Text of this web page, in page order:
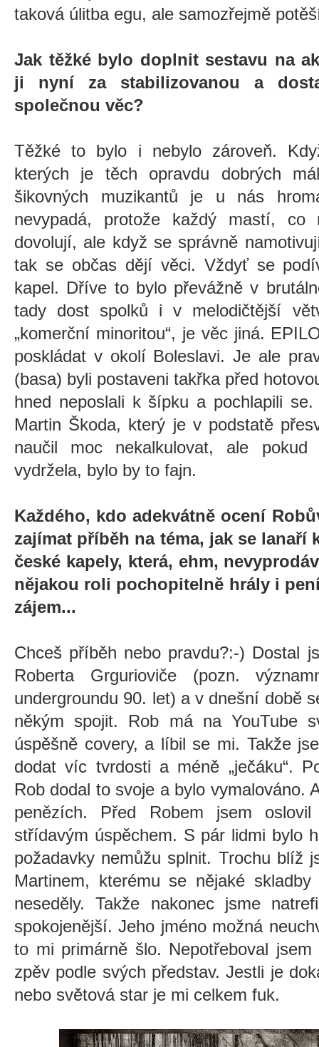
taková úlitba egu, ale samozřejmě
Jak těžké bylo doplnit sestavu na
ji nyní za stabilizovanou a
společnou věc?
Těžké to bylo i nebylo zároveň.
kterých je těch opravdu dobrých
šikovných muzikantů je u nás
nevypadá, protože každý mastí,
dovolují, ale když se správně
tak se občas dějí věci. Vždyť se
kapel. Dříve to bylo převážně v
tady dost spolků i v melodičtější
„komerční minoritou“, je věc jiná.
poskládat v okolí Boleslavi. Je ale
(basa) byli postaveni takřka před
hned neposlali k šípku a pochlapili
Martin Škoda, který je v podstatě
naučil moc nekalkulovat, ale
vydržela, bylo by to fajn.
Každého, kdo adekvátně ocení
zajímat příběh na téma, jak se lanaří
české kapely, která, ehm,
nějakou roli pochopitelně hrály i
zájem...
Chceš příběh nebo pravdu?:-) Dostal
Roberta Grgurioviče (pozn.
undergroundu 90. let) a v dnešní době
někým spojit. Rob má na YouTube
úspěšně covery, a líbil se mi. Takže
dodat víc tvrdosti a méně „ječáku“.
Rob dodal to svoje a bylo vymalováno.
penězích. Před Robem jsem
střídavým úspěchem. S pár lidmi bylo
požadavky nemůžu splnit. Trochu blíž
Martinem, kterému se nějaké
neseděly. Takže nakonec jsme
spokojenější. Jeho jméno možná
to mi primárně šlo. Nepotřeboval jsem
zpěv podle svých představ. Jestli je
nebo světová star je mi celkem fuk.